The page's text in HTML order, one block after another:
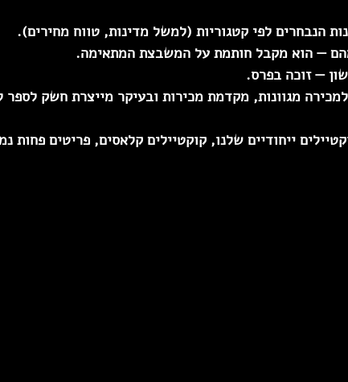
הנבחרים לפי קטגוריות (למשל מדינות, טווח מחירים).
— הוא מקבל חותמת על המשבצת המתאימה.
— זוכה בפרס.
מגוונות, מקדמת מכירות ובעיקר מייצרת חשק לספר
ייחודיים שלנו, קוקטיילים קלאסים, פריטים פחות